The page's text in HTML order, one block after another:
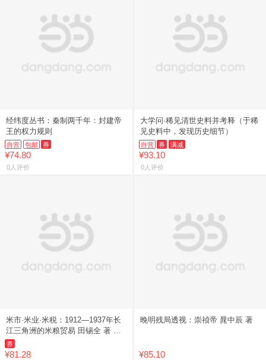
经纬度丛书：秦制两千年：封建帝
王的权力规则
自营 包邮 券
¥74.80
0人评价
大学问·稀见清世史料并考释（于稀
见史料中，发现历史细节）
自营 券 满减
¥93.10
0人评价
米市·米业·米税：1912—1937年长
江三角洲的米粮贸易 田锡全 著 著
当代史（1919-1949)经管、励志 正
版
券
¥81.28
晚明残局透视：崇祯帝 晁中辰 著
¥85.10